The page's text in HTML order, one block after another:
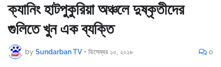
ক্যানিং হাটপুকুরিয়া অঞ্চলে দুষ্কৃতীদের
গুলিতে খুন এক ব্যক্তি
by Sundarban TV • ডিসেম্বর ১০, ২০১৮ 0